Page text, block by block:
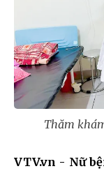
Thăm
VTV.vn - Nữ